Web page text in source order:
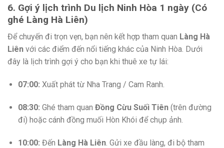
6. Gợi ý lịch trình Du lịch Ninh Hòa 1 ngày (Có
ghé Làng Hà Liên)
Để chuyến đi trọn vẹn, bạn nên kết hợp tham quan Làng Hà
Liên với các điểm đến nổi tiếng khác của Ninh Hòa. Dưới
đây là lịch trình gợi ý cho bạn khi thuê xe tự lái:
07:00: Xuất phát từ Nha Trang / Cam Ranh.
08:30: Ghé tham quan Đồng Cừu Suối Tiên(trên đường
đi) hoặc cánh đồng muối Hòn Khói để chụp ảnh.
10:00: Đến Làng Hà Liên. Gửi xe đầu làng, đi bộ tham